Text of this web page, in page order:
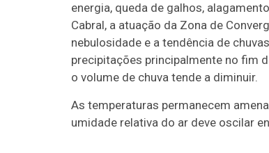
energia, queda de galhos,
Cabral, a atuação da Zona de
nebulosidade e a tendência de
precipitações principalmente no fim
o volume de chuva tende a diminuir.
As temperaturas permanecem
umidade relativa do ar deve oscilar